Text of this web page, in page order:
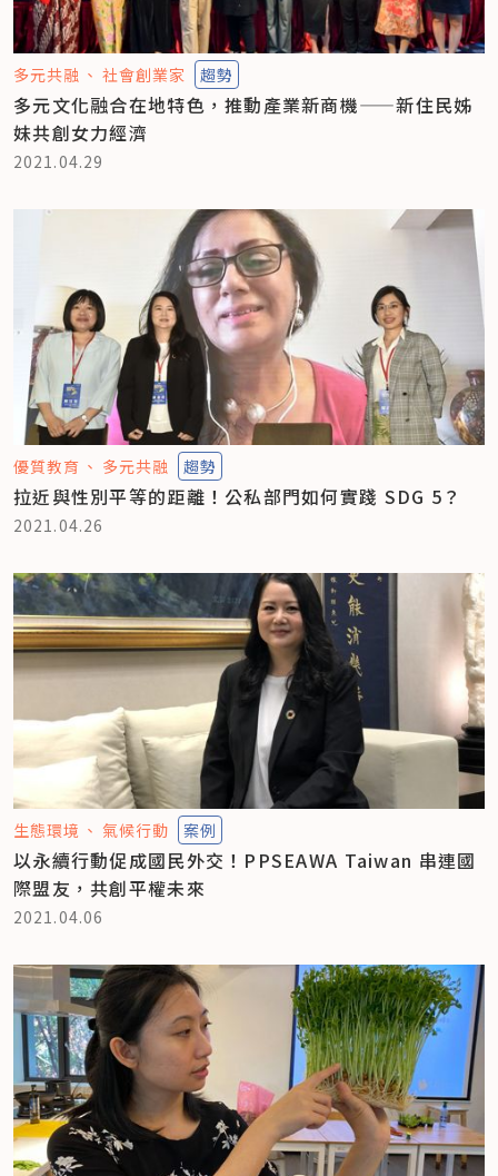
多元共融 社會創業家 趨勢
多元文化融合在地特色，推動產業新商機——新住民姊
妹共創女力經濟
2021.04.29
優質教育 多元共融 趨勢
拉近與性別平等的距離！公私部門如何實踐 SDG 5？
2021.04.26
生態環境 氣候行動 案例
以永續行動促成國民外交！PPSEAWA Taiwan 串連國
際盟友，共創平權未來
2021.04.06